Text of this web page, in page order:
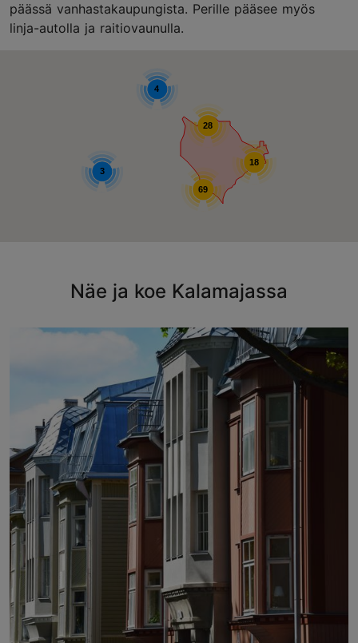
päässä vanhastakaupungista. Perille pääsee myös
linja-autolla ja raitiovaunulla.
28
69
18
4
3
Näe ja koe Kalamajassa